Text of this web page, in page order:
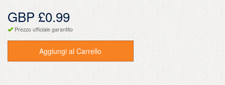
GBP £0.99
Prezzo ufficiale garantito
Aggiungi al Carrello